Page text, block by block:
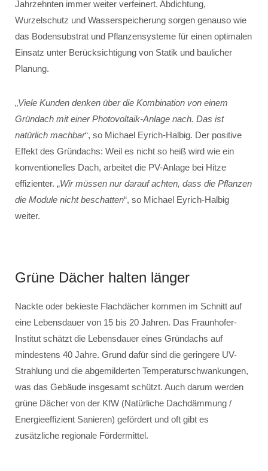
Jahrzehnten immer weiter verfeinert. Abdichtung,
Wurzelschutz und Wasserspeicherung sorgen genauso wie
das Bodensubstrat und Pflanzensysteme für einen optimalen
Einsatz unter Berücksichtigung von Statik und baulicher
Planung.
„Viele Kunden denken über die Kombination von einem
Gründach mit einer Photovoltaik-Anlage nach. Das ist
natürlich machbar“, so Michael Eyrich-Halbig. Der positive
Effekt des Gründachs: Weil es nicht so heiß wird wie ein
konventionelles Dach, arbeitet die PV-Anlage bei Hitze
effizienter. „Wir müssen nur darauf achten, dass die Pflanzen
die Module nicht beschatten“, so Michael Eyrich-Halbig
weiter.
Grüne Dächer halten länger
Nackte oder bekieste Flachdächer kommen im Schnitt auf
eine Lebensdauer von 15 bis 20 Jahren. Das Fraunhofer-
Institut schätzt die Lebensdauer eines Gründachs auf
mindestens 40 Jahre. Grund dafür sind die geringere UV-
Strahlung und die abgemilderten Temperaturschwankungen,
was das Gebäude insgesamt schützt. Auch darum werden
grüne Dächer von der KfW (Natürliche Dachdämmung /
Energieeffizient Sanieren) gefördert und oft gibt es
zusätzliche regionale Fördermittel.